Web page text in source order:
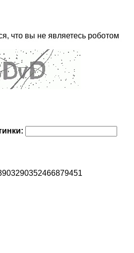
что вы не являетесь роботом